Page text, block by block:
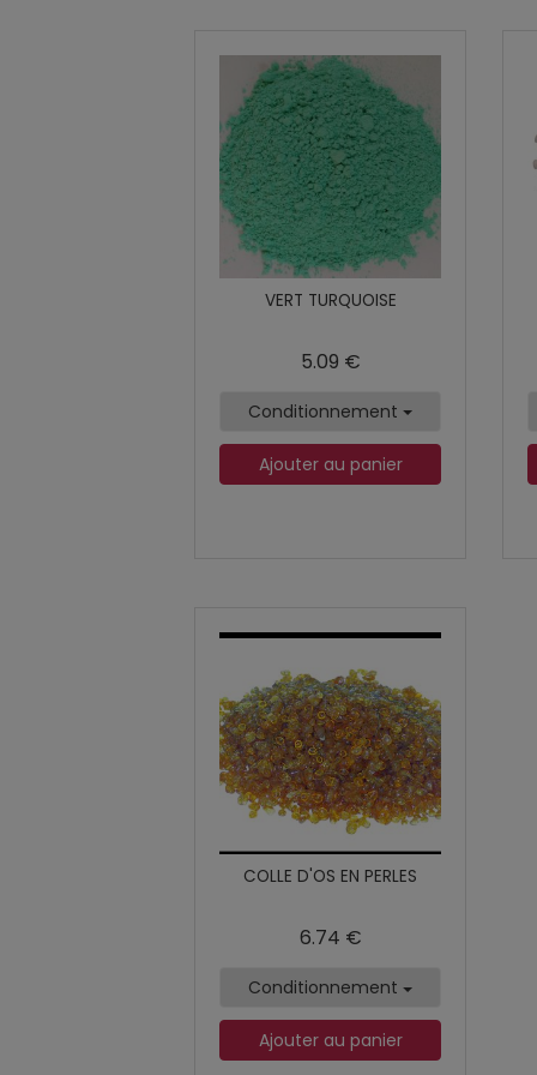
VERT TURQUOISE
5.09 €
Conditionnement
Ajouter au panier
COLLE D'OS EN PERLES
6.74 €
Conditionnement
Ajouter au panier